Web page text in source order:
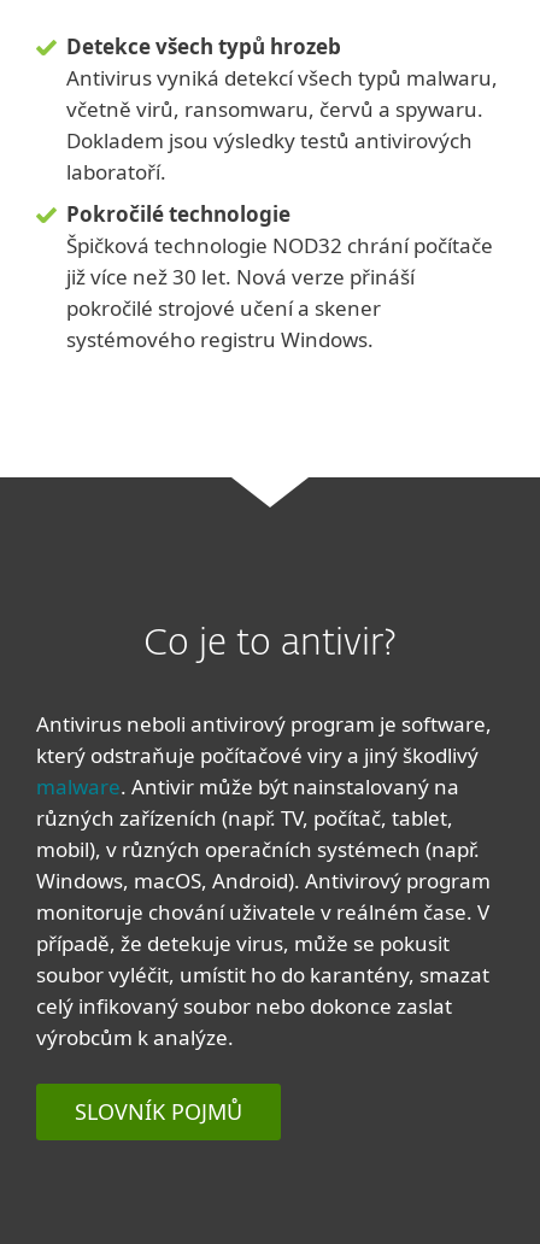
Detekce všech typů hrozeb
Antivirus vyniká detekcí všech typů malwaru,
včetně virů, ransomwaru, červů a spywaru.
Dokladem jsou výsledky testů antivirových
laboratoří.
Pokročilé technologie
Špičková technologie NOD32 chrání počítače
již více než 30 let. Nová verze přináší
pokročilé strojové učení a skener
systémového registru Windows.
Co je to antivir?
Antivirus neboli antivirový program je software,
který odstraňuje počítačové viry a jiný škodlivý
malware. Antivir může být nainstalovaný na
různých zařízeních (např. TV, počítač, tablet,
mobil), v různých operačních systémech (např.
Windows, macOS, Android). Antivirový program
monitoruje chování uživatele v reálném čase. V
případě, že detekuje virus, může se pokusit
soubor vyléčit, umístit ho do karantény, smazat
celý infikovaný soubor nebo dokonce zaslat
výrobcům k analýze.
SLOVNÍK POJMŮ